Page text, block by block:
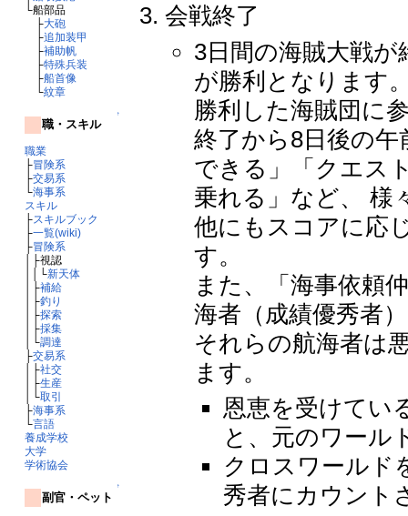
└船部品
├大砲
├追加装甲
├補助帆
├特殊兵装
├船首像
└紋章
↑
職・スキル
職業
├冒険系
├交易系
└海事系
スキル
├スキルブック
├一覧(wiki)
├冒険系
│├視認
││└新天体
│├補給
│├釣り
│├探索
│├採集
│└調達
├交易系
│├社交
│├生産
│└取引
├海事系
└言語
養成学校
大学
学術協会
↑
副官・ペット
会戦終了
3日間の海賊大戦
が勝利となります
勝利した海賊団に
終了から8日後の
できる」「クエス
乗れる」など、 様
他にもスコアに応
す。
また、「海事依頼
海者（成績優秀者
それらの航海者は
ます。
恩恵を受けてい
と、元のワール
クロスワールド
秀者にカウント